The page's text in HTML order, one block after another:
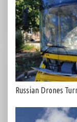
Russian Drones